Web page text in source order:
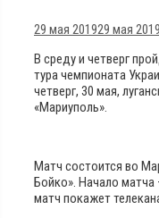
29 мая 201929 мая 2019
В среду и четверг
тура чемпионата
четверг, 30 мая,
«Мариуполь».
Матч состоится во
Бойко». Начало матча
матч покажет